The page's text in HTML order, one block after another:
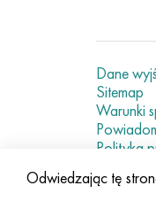
Dane
Sitemap
Warunki
Polityka
Current
Odwiedzając tę